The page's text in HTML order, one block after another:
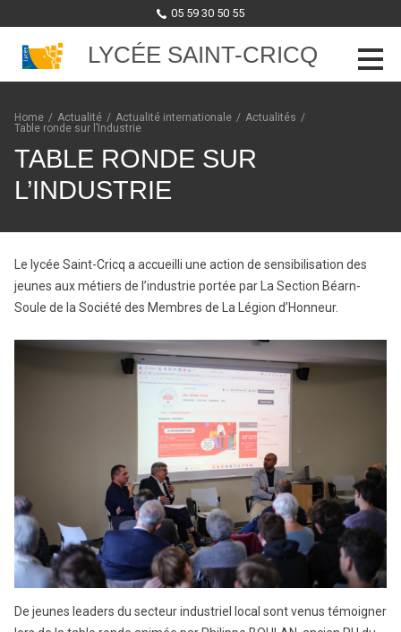
05 59 30 50 55
LYCÉE SAINT-CRICQ
Skip to content
Home / Actualité / Actualité internationale / Actualités /
Table ronde sur l’Industrie
TABLE RONDE SUR
L’INDUSTRIE
Le lycée Saint-Cricq a accueilli une action de sensibilisation des
jeunes aux métiers de l’industrie portée par La Section Béarn-
Soule de la Société des Membres de La Légion d’Honneur.
De jeunes leaders du secteur industriel local sont venus témoigner